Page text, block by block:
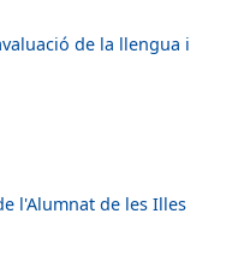
de la llengua i
l'Alumnat de les Illes